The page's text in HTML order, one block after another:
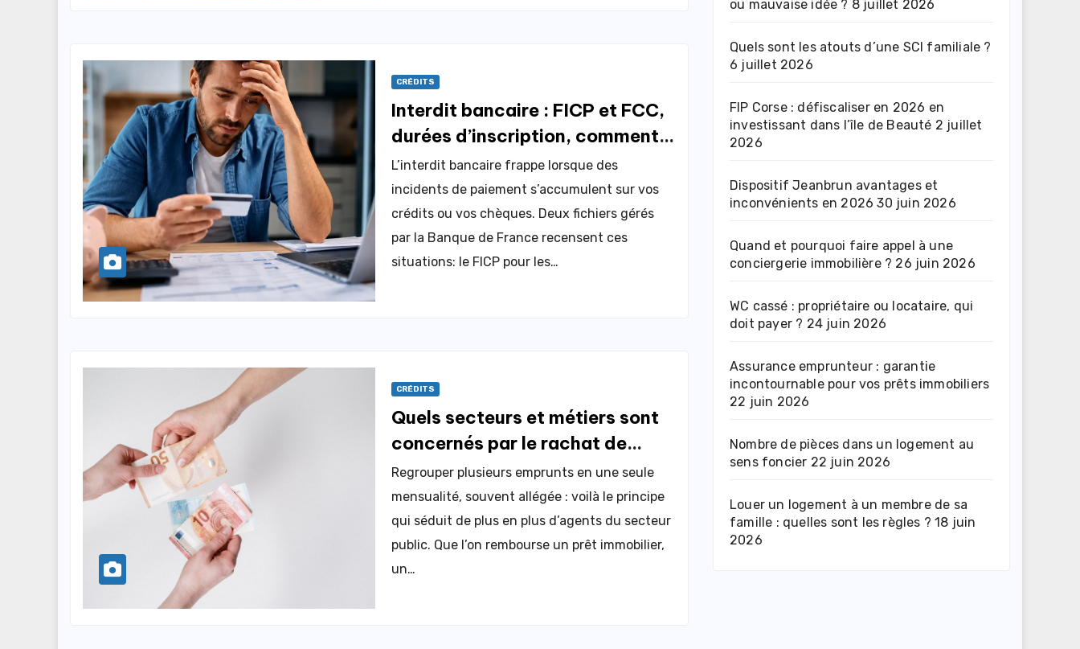
CRÉDITS
Interdit bancaire : FICP et FCC,
durées d’inscription, comment
en sortir ?
L’interdit bancaire frappe lorsque des
incidents de paiement s’accumulent sur vos
crédits ou vos chèques. Deux fichiers gérés
par la Banque de France recensent ces
situations: le FICP pour les…
CRÉDITS
Quels secteurs et métiers sont
concernés par le rachat de
crédit fonctionnaire ?
Regrouper plusieurs emprunts en une seule
mensualité, souvent allégée : voilà le principe
qui séduit de plus en plus d’agents du secteur
public. Que l’on rembourse un prêt immobilier,
un…
ou mauvaise idée ? 8 juillet 2026
Quels sont les atouts d’une SCI familiale ?
6 juillet 2026
FIP Corse : défiscaliser en 2026 en
investissant dans l’île de Beauté 2 juillet
2026
Dispositif Jeanbrun avantages et
inconvénients en 2026 30 juin 2026
Quand et pourquoi faire appel à une
conciergerie immobilière ? 26 juin 2026
WC cassé : propriétaire ou locataire, qui
doit payer ? 24 juin 2026
Assurance emprunteur : garantie
incontournable pour vos prêts immobiliers
22 juin 2026
Nombre de pièces dans un logement au
sens foncier 22 juin 2026
Louer un logement à un membre de sa
famille : quelles sont les règles ? 18 juin
2026